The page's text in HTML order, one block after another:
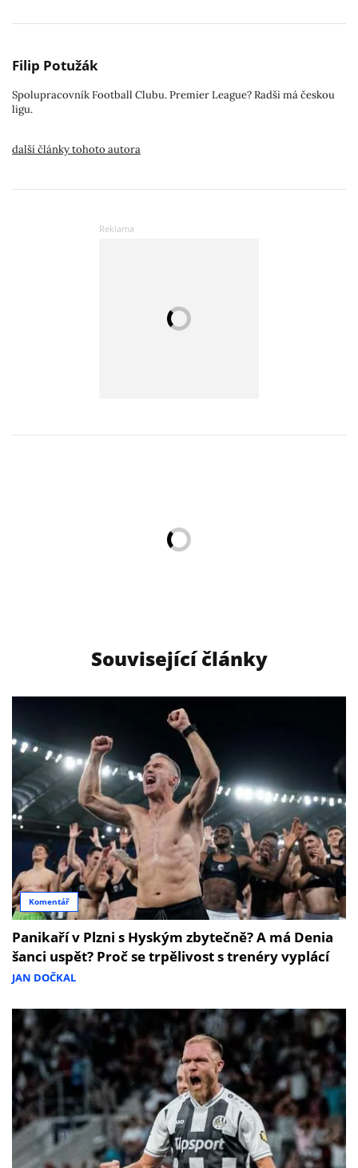
Filip Potužák
Spolupracovník Football Clubu. Premier League? Radši má českou
ligu.
další články tohoto autora
Související články
Komentář
Panikaří v Plzni s Hyským zbytečně? A má Denia
šanci uspět? Proč se trpělivost s trenéry vyplácí
JAN DOČKAL